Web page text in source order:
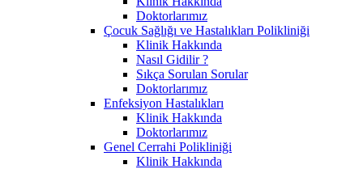
Doktorlarımız
Çocuk Sağlığı ve Hastalıkları Polikliniği
Klinik Hakkında
Nasıl Gidilir ?
Sıkça Sorulan Sorular
Doktorlarımız
Enfeksiyon Hastalıkları
Klinik Hakkında
Doktorlarımız
Genel Cerrahi Polikliniği
Klinik Hakkında